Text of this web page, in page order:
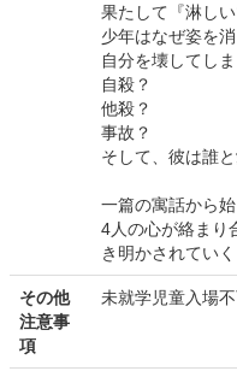
果たして『淋し
少年はなぜ姿を
自分を壊してし
自殺？
他殺？
事故？
そして、彼は誰
一篇の寓話から
4人の心が絡まり
き明かされてい
その他
注意事
項
未就学児童入場